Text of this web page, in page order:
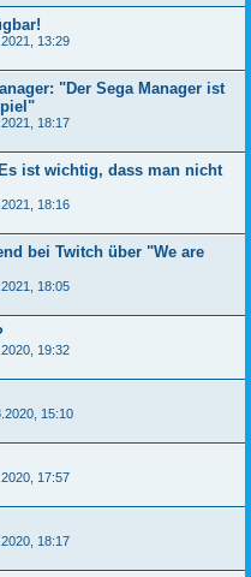
13:29
"Der Sega Manager ist
18:17
ist wichtig, dass man nicht
18:16
bei Twitch über "We are
18:05
19:32
15:10
17:57
18:17